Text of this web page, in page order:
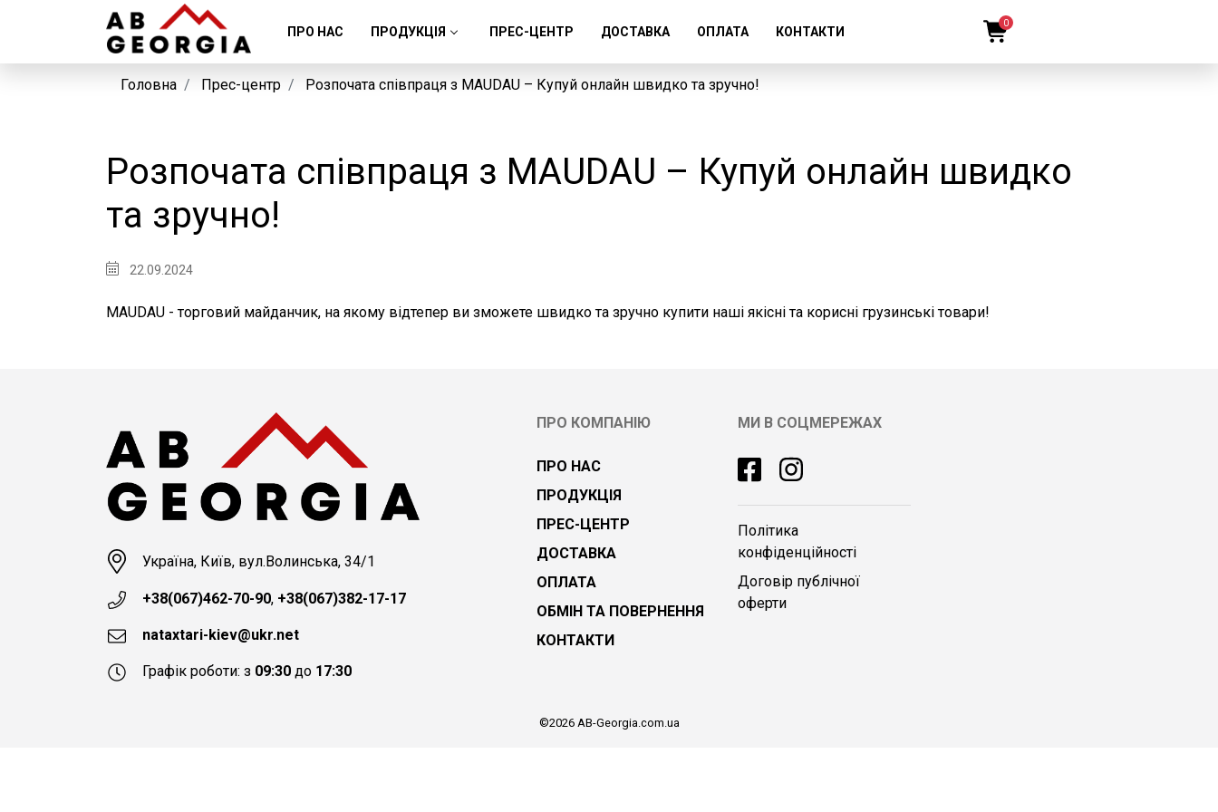
ПРО НАС ПРОДУКЦІЯ ПРЕС-ЦЕНТР ДОСТАВКА ОПЛАТА КОНТАКТИ
0
Головна Прес-центр Розпочата співпраця з MAUDAU – Купуй онлайн швидко та зручно!
Розпочата співпраця з MAUDAU – Купуй онлайн швидко
та зручно!
22.09.2024
MAUDAU - торговий майданчик, на якому відтепер ви зможете швидко та зручно купити наші якісні та корисні грузинські товари!
Україна, Київ, вул.Волинська, 34/1
+38(067)462-70-90, +38(067)382-17-17
nataxtari-kiev@ukr.net
Графік роботи: з 09:30до 17:30
ПРО КОМПАНІЮ
ПРО НАС
ПРОДУКЦІЯ
ПРЕС-ЦЕНТР
ДОСТАВКА
ОПЛАТА
ОБМІН ТА ПОВЕРНЕННЯ
КОНТАКТИ
МИ В СОЦМЕРЕЖАХ
Політика
конфіденційності
Договір публічної
оферти
©2026 AB-Georgia.com.ua